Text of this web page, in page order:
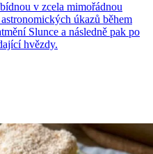
v zcela mimořádnou
úkazů během
Slunce a následně pak po
hvězdy.